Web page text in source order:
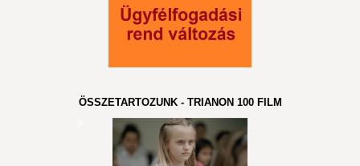
ÖSSZETARTOZUNK - TRIANON 100 FILM